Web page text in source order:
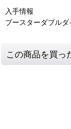
入手情報
ブースターダブルダ
この商品を買っ